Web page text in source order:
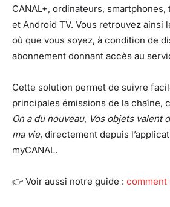
CANAL+, ordinateurs,
et Android TV. Vous retrouvez ainsi
où que vous soyez, à condition de
abonnement donnant accès au
Cette solution permet de suivre
principales émissions de la chaîne,
On a du nouveau, Vos objets valent
ma vie, directement depuis
myCANAL.
👉 Voir aussi notre guide : comment